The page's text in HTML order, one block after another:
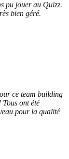
pu jouer au Quizz.
bien géré.
ce team building
ont été
pour la qualité